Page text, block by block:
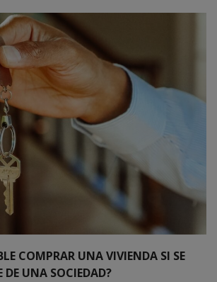
COMPRAR UNA VIVIENDA SI SE
DE UNA SOCIEDAD?